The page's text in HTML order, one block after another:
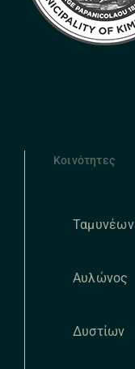
Κοινότητες
Ταμυνέων
Αυλώνος
Δυστίων